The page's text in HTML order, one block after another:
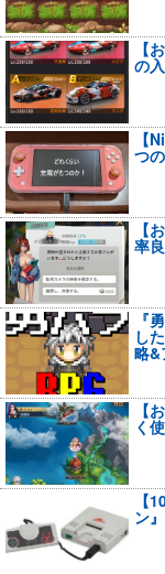
【
の
【
つ
【
率
『
し
略&
【
く
【
ン